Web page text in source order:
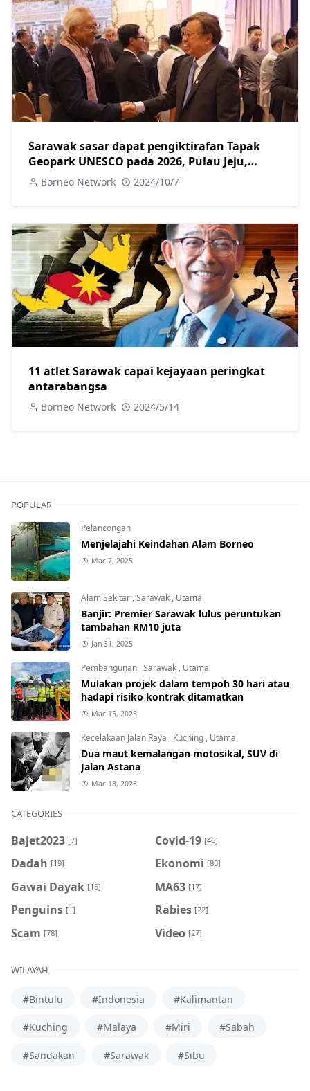
Sarawak sasar dapat pengiktirafan Tapak
Geopark UNESCO pada 2026, Pulau Jeju,
Korea jadi tanda aras
Borneo Network 2024/10/7
11 atlet Sarawak capai kejayaan peringkat
antarabangsa
Borneo Network 2024/5/14
POPULAR
Pelancongan
Menjelajahi Keindahan Alam Borneo
Mac 7, 2025
Alam Sekitar ,Sarawak , Utama
Banjir: Premier Sarawak lulus peruntukan
tambahan RM10 juta
Jan 31, 2025
Pembangunan ,Sarawak , Utama
Mulakan projek dalam tempoh 30 hari atau
hadapi risiko kontrak ditamatkan
Mac 15, 2025
Kecelakaan Jalan Raya , Kuching , Utama
Dua maut kemalangan motosikal, SUV di
Jalan Astana
Mac 13, 2025
CATEGORIES
Bajet2023 [7] Covid-19 [46]
Dadah [19] Ekonomi [83]
Gawai Dayak [15] MA63 [17]
Penguins [1] Rabies [22]
Scam [78] Video [27]
WILAYAH
#Bintulu #Indonesia #Kalimantan
#Kuching #Malaya #Miri #Sabah
#Sandakan #Sarawak #Sibu